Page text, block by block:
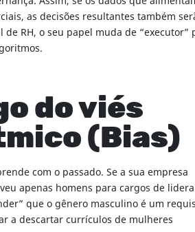
as decisões resultantes também
de RH, o seu papel muda de “executor”
do viés
(Bias)
com o passado. Se a sua empresa
apenas homens para cargos de
que o gênero masculino é um
a descartar currículos de mulheres